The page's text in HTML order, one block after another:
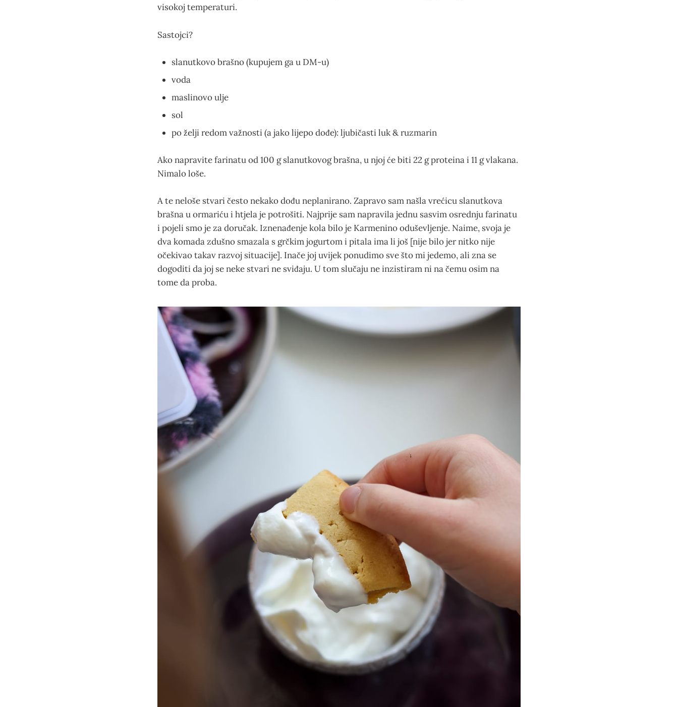
visokoj temperaturi.
Sastojci?
slanutkovo brašno (kupujem ga u DM-u)
voda
maslinovo ulje
sol
po želji redom važnosti (a jako lijepo dođe): ljubičasti luk & ruzmarin
Ako napravite farinatu od 100 g slanutkovog brašna, u njoj će biti 22 g proteina i 11 g vlakana.
Nimalo loše.
A te neloše stvari često nekako dođu neplanirano. Zapravo sam našla vrećicu slanutkova
brašna u ormariću i htjela je potrošiti. Najprije sam napravila jednu sasvim osrednju farinatu
i pojeli smo je za doručak. Iznenađenje kola bilo je Karmenino oduševljenje. Naime, svoja je
dva komada zdušno smazala s grčkim jogurtom i pitala ima li još [nije bilo jer nitko nije
očekivao takav razvoj situacije]. Inače joj uvijek ponudimo sve što mi jedemo, ali zna se
dogoditi da joj se neke stvari ne sviđaju. U tom slučaju ne inzistiram ni na čemu osim na
tome da proba.